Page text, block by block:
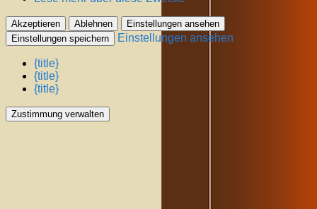
Akzeptieren Ablehnen
Einstellungen ansehen
Einstellungen speichern
Einstellungen ansehen
{title}
{title}
{title}
Zustimmung verwalten